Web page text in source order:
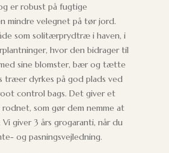
er robust på fugtige
mindre velegnet på tør jord.
som solitærprydtræ i haven, i
hvor den bidrager til
sine blomster, bær og tætte
træer dyrkes på god plads ved
control bags. Det giver et
som gør dem nemme at
giver 3 års grogaranti, når du
og pasningsvejledning.